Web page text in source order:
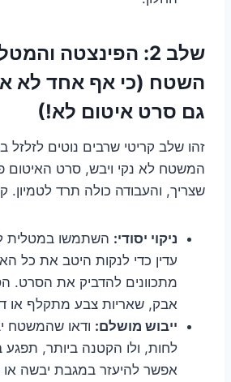
שלב 2: הפינצטה
השטח (כי אף אחד לא
גם סרט איטום לא!)
זהו שלב קריטי שרבים נוטים לזלזל
המשטח לא נקי ויבש, סרט האיטום
שצריך, והעבודה כולה תרד לטמיון.
ניקוי יסודי: השתמשו במטלית
עדין כדי לנקות היטב את כל
מתכוונים להדביק את הסרט.
אבק, שאריות צבע מתקלף או
ייבוש מושלם: ודאו שהמשטח
לחות, ולו הקטנה ביותר, תפגע
אפשר להיעזר במגבת יבשה או